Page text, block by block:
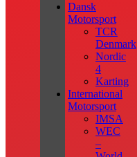
Dansk
Motorsport
TCR
Denmark
Nordic
4
Karting
International
Motorsport
IMSA
WEC
–